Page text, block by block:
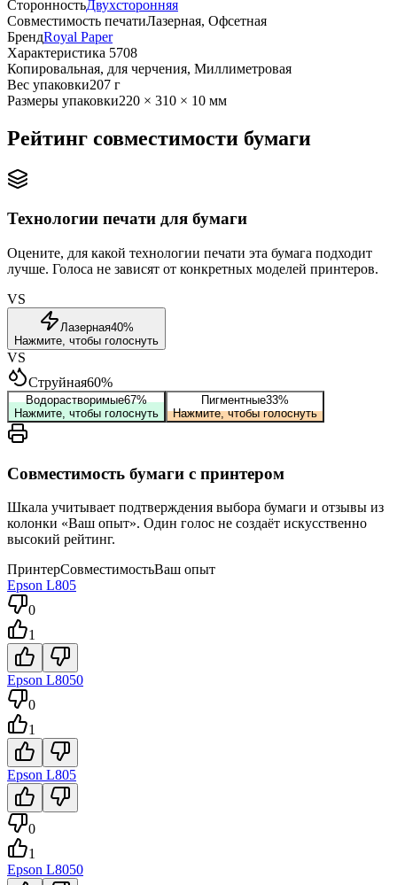
СторонностьДвухсторонняя
Совместимость печатиЛазерная, Офсетная
БрендRoyal Paper
Характеристика 5708
Копировальная, для черчения, Миллиметровая
Вес упаковки207 г
Размеры упаковки220 × 310 × 10 мм
Рейтинг совместимости бумаги
Технологии печати для бумаги
Оцените, для какой технологии печати эта бумага подходит
лучше. Голоса не зависят от конкретных моделей принтеров.
VS
Лазерная40%
Нажмите, чтобы голоснуть
VS
Струйная60%
Водорастворимые67%
Нажмите, чтобы голоснуть
Пигментные33%
Нажмите, чтобы голоснуть
Совместимость бумаги с принтером
Шкала учитывает подтверждения выбора бумаги и отзывы из
колонки «Ваш опыт». Один голос не создаёт искусственно
высокий рейтинг.
ПринтерСовместимостьВаш опыт
Epson L805
0
1
Epson L8050
0
1
Epson L805
0
1
Epson L8050